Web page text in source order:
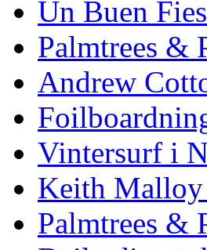
Un Buen
Palmtrees &
Andrew
Vintersurf i
Keith Malloy
Palmtrees &